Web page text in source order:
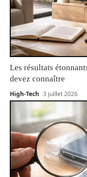
Les résultats
devez connaître
High-Tech 3 juillet 2026